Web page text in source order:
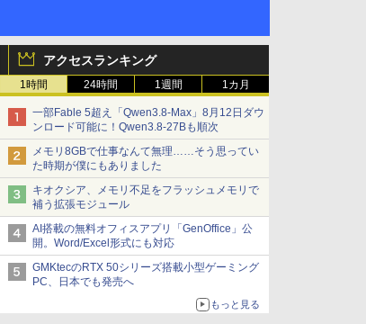
アクセスランキング
1時間 24時間 1週間 1カ月
一部Fable 5超え「Qwen3.8-Max」8月12日ダウ
ンロード可能に！Qwen3.8-27Bも順次
メモリ8GBで仕事なんて無理……そう思ってい
た時期が僕にもありました
キオクシア、メモリ不足をフラッシュメモリで
補う拡張モジュール
AI搭載の無料オフィスアプリ「GenOffice」公
開。Word/Excel形式にも対応
GMKtecのRTX 50シリーズ搭載小型ゲーミング
PC、日本でも発売へ
もっと見る